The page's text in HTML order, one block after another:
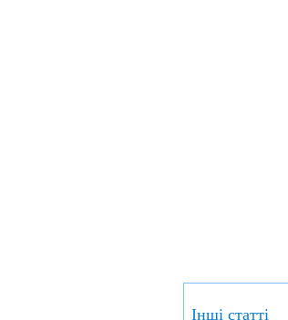
Інші статті